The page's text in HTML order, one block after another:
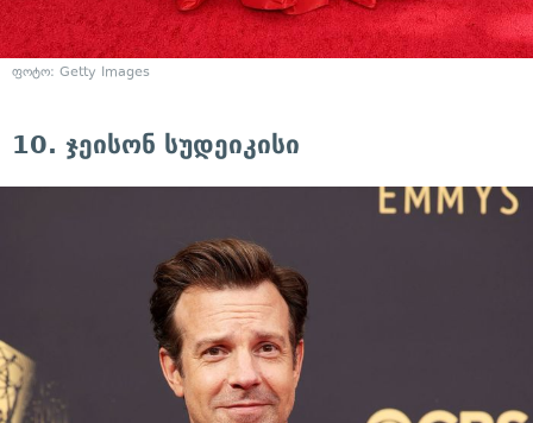
ფოტო: Getty Images
10. ჯეისონ სუდეიკისი